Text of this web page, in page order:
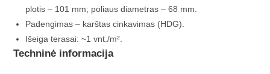
plotis – 101 mm; poliaus diametras – 68 mm.
Padengimas – karštas cinkavimas (HDG).
Išeiga terasai: ~1 vnt./m².
Techninė informacija